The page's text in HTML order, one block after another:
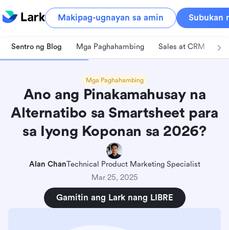
Makipag-ugnayan sa amin Subukan
Sentro ng Blog Mga Paghahambing Sales at CRM
Mga Paghahambing
Ano ang Pinakamahusay na
Alternatibo sa Smartsheet para
sa Iyong Koponan sa 2026?
Alan ChanTechnical Product Marketing Specialist
Mar 25, 2025
Gamitin ang Lark nang LIBRE